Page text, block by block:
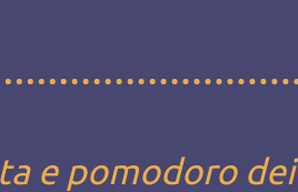
e pomodoro dei